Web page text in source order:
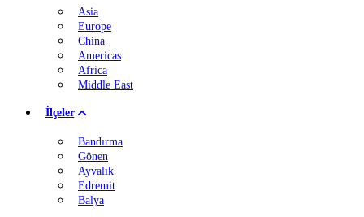
Asia
Europe
China
Americas
Africa
Middle East
İlçeler
Bandırma
Gönen
Ayvalık
Edremit
Balya